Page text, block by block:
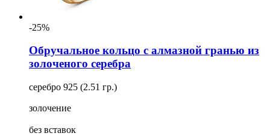
-25%
Обручальное кольцо с алмазной гранью из
золоченого серебра
серебро 925 (2.51 гр.)
золочение
без вставок